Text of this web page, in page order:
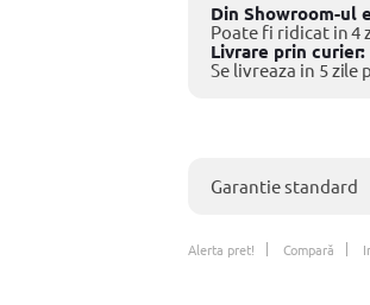
Din Showroom-ul
Poate fi ridicat in 4
Livrare prin curier:
Se livreaza in 5 zile
Garantie standard
Alerta pret! Compară